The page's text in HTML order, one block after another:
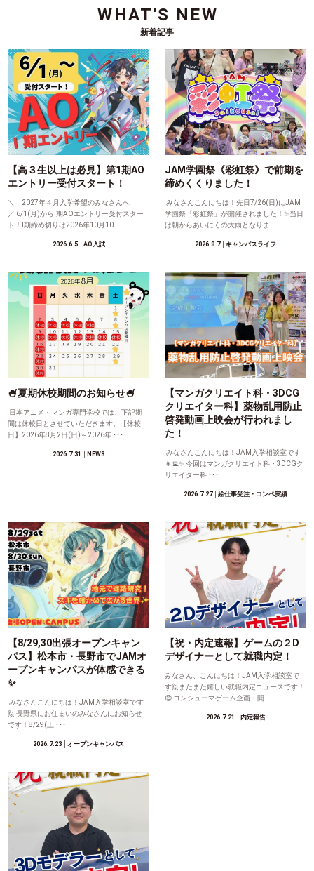
WHAT'S NEW
新着記事
【高３生以上は必見】第1期AO
エントリー受付スタート！
＼ 2027年４月入学希望のみなさんへ
／ 6/1(月)からⅠ期AOエントリー受付スター
ト！Ⅰ期締め切りは2026年10月10 ･･･
2026.6.5│AO入試
JAM学園祭《彩虹祭》で前期を
締めくくりました！
みなさんこんにちは！先日7/26(日)にJAM
学園祭「彩虹祭」が開催されました！✨当日
は朝からあいにくの大雨となりま ･･･
2026.8.7│キャンパスライフ
🍧夏期休校期間のお知らせ🍧
日本アニメ・マンガ専門学校では、下記期
間は休校日とさせていただきます。【休校
日】2026年8月2日(日)～2026年 ･･･
2026.7.31 │NEWS
【マンガクリエイト科・3DCG
クリエイター科】薬物乱用防止
啓発動画上映会が行われまし
た！
みなさんこんにちは！JAM入学相談室です
👩‍💻✨ 今回はマンガクリエイト科・3DCGク
リエイター科 ･･･
2026.7.27│絵仕事受注・コンペ実績
【8/29,30出張オープンキャン
パス】松本市・長野市でJAMオ
ープンキャンパスが体感できる
✨
みなさんこんにちは！JAM入学相談室です
🙋 長野県にお住まいのみなさんにお知らせ
です！8/29(土 ･･･
2026.7.23 │オープンキャンパス
【祝・内定速報】ゲームの２D
デザイナーとして就職内定！
みなさん、こんにちは！JAM入学相談室で
す🙋またまた嬉しい就職内定ニュースです！
😊 コンシューマゲーム企画・開 ･･･
2026.7.21 │内定報告